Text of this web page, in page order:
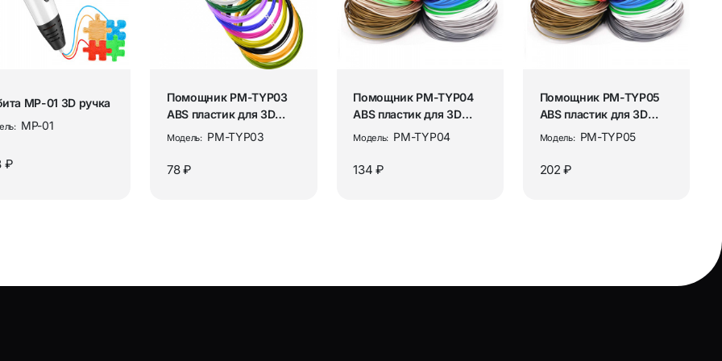
систем оповещения Держатели “Третья рука”
Измерительные приборы
Продукция для брендирования
Портативный аккумулятор
Аудиокабели и переходники
Разъёмы и переходники ТВ / RF
Рации и аксессуары
Аксессуары для раций
MP-01 3D ручка
MP-01
₽
Помощник PM-TYP03
ABS пластик для 3D
ручки (15 цветов, 3м)
Модель: PM-TYP03
78 ₽
Помощник PM-TYP04
ABS пластик для 3D
ручки (10 цветов,10м)
Модель: PM-TYP04
134 ₽
Помощник PM-TYP05
ABS пластик для 3D
ручки (15 цветов,10м)
Модель: PM-TYP05
202 ₽